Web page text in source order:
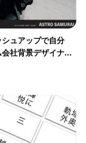
ュアップで自分
社背景デザイナ...